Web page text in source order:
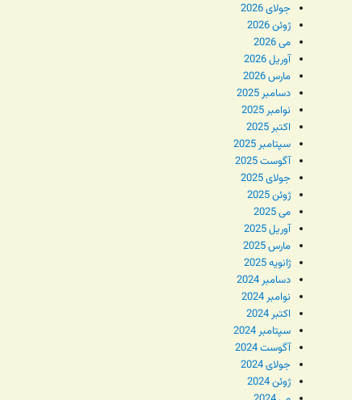
جولای 2026
ژوئن 2026
می 2026
آوریل 2026
مارس 2026
دسامبر 2025
نوامبر 2025
اکتبر 2025
سپتامبر 2025
آگوست 2025
جولای 2025
ژوئن 2025
می 2025
آوریل 2025
مارس 2025
ژانویه 2025
دسامبر 2024
نوامبر 2024
اکتبر 2024
سپتامبر 2024
آگوست 2024
جولای 2024
ژوئن 2024